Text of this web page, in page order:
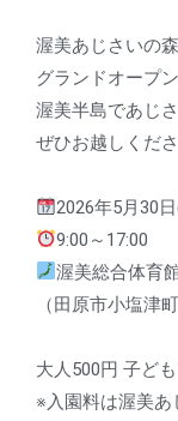
渥美あじさいの
グランドオープ
渥美半島であじ
ぜひお越しくだ
2026年5月30
9:00～17:00
渥美総合体育
（田原市小塩津
大人500円 子ど
※入園料は渥美あ